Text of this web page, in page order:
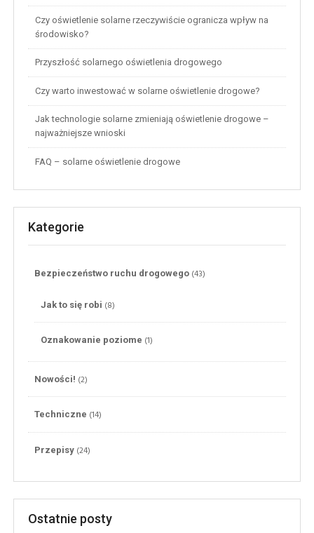
Czy oświetlenie solarne rzeczywiście ogranicza wpływ na
środowisko?
Przyszłość solarnego oświetlenia drogowego
Czy warto inwestować w solarne oświetlenie drogowe?
Jak technologie solarne zmieniają oświetlenie drogowe –
najważniejsze wnioski
FAQ – solarne oświetlenie drogowe
Kategorie
Bezpieczeństwo ruchu drogowego (43)
Jak to się robi (8)
Oznakowanie poziome (1)
Nowości! (2)
Techniczne (14)
Przepisy (24)
Ostatnie posty